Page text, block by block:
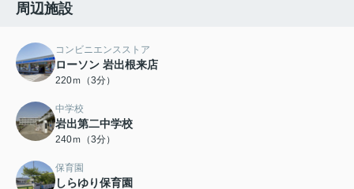
周辺施設
コンビニエンスストア
ローソン 岩出根来店
220ｍ（3分）
中学校
岩出第二中学校
240ｍ（3分）
保育園
しらゆり保育園